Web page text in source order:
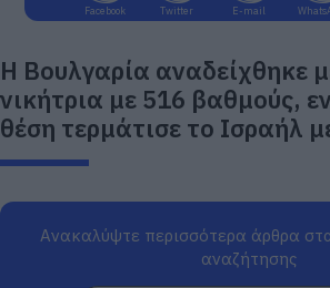
Facebook Twitter E-mail
Η Βουλγαρία αναδείχθηκε
νικήτρια με 516 βαθμούς,
θέση τερμάτισε το Ισραήλ
Ανακαλύψτε περισσότερα άρθρα
αναζήτησης